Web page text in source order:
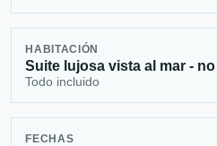
HABITACIÓN
Suite lujosa vista al mar -
Todo incluido
FECHAS